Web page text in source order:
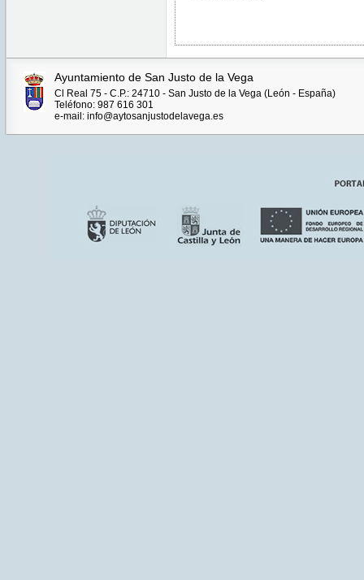
Ayuntamiento de San Justo de la Vega
Cl Real 75 - C.P.: 24710 - San Justo de la Vega (León - España)
Teléfono: 987 616 301
e-mail: info@aytosanjustodelavega.es